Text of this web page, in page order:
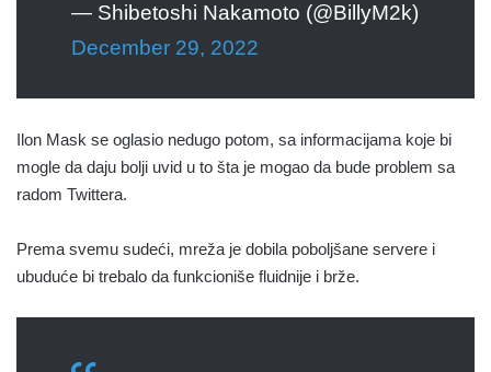
— Shibetoshi Nakamoto (@BillyM2k)
December 29, 2022
Ilon Mask se oglasio nedugo potom, sa informacijama koje bi
mogle da daju bolji uvid u to šta je mogao da bude problem sa
radom Twittera.
Prema svemu sudeći, mreža je dobila poboljšane servere i
ubuduće bi trebalo da funkcioniše fluidnije i brže.